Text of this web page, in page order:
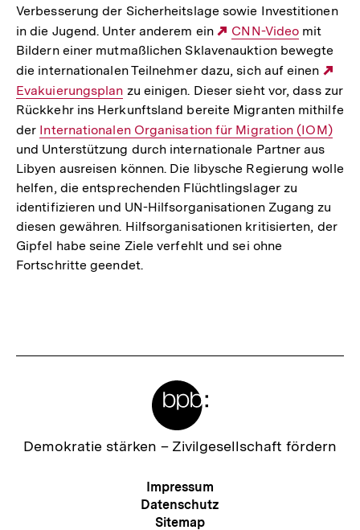
Verbesserung der Sicherheitslage sowie Investitionen
in die Jugend. Unter anderem ein
Externer
Link:
CNN-Video mit
Bildern einer mutmaßlichen Sklavenauktion bewegte
die internationalen Teilnehmer dazu, sich auf einen
Evakuierungsplan zu einigen. Dieser sieht vor, dass zur
Rückkehr ins Herkunftsland bereite Migranten mithilfe
der Interner
Link:
Internationalen Organisation für Migration (IOM)
und Unterstützung durch internationale Partner aus
Libyen ausreisen können. Die libysche Regierung wolle
helfen, die entsprechenden Flüchtlingslager zu
identifizieren und UN-Hilfsorganisationen Zugang zu
diesen gewähren. Hilfsorganisationen kritisierten, der
Gipfel habe seine Ziele verfehlt und sei ohne
Fortschritte geendet.
Zur
Demokratie stärken – Zivilgesellschaft fördern
Meta-
Navigation
Impressum
Datenschutz
Sitemap